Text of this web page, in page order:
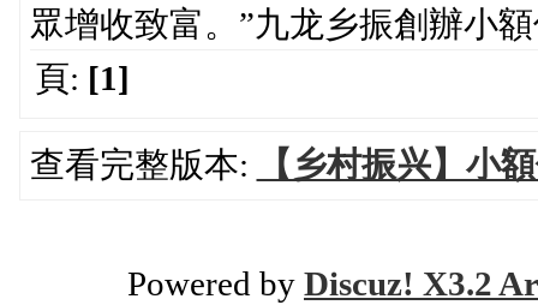
眾增收致富。”九龙乡振創辦小
頁: [1]
查看完整版本: 【乡村振兴】小
Powered by Discuz! X3.2